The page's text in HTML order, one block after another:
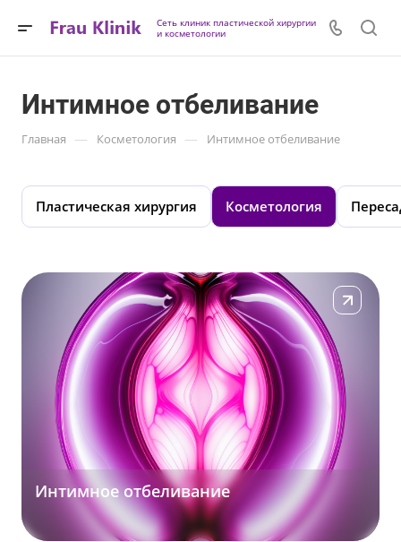
Сеть клиник пластической хирургии
и косметологии
Интимное отбеливание
Главная — Косметология — Интимное отбеливание
Пластическая хирургия Косметология
Интимное отбеливание
Подробнее